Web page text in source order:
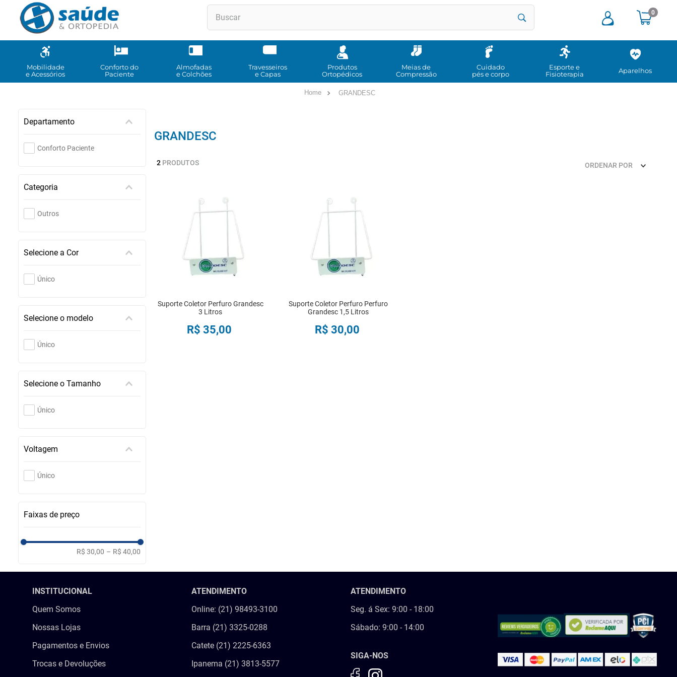
0
Mobilidade
e Acessórios
Conforto do
Paciente
Almofadas
e Colchões
Travesseiros
e Capas
Produtos
Ortopédicos
Meias de
Compressão
Cuidado
pés e corpo
Esporte e
Fisioterapia
Aparelhos
GRANDESC
Departamento
Conforto Paciente
Categoria
Outros
Selecione a Cor
Único
Selecione o modelo
Único
Selecione o Tamanho
Único
Voltagem
Único
Faixas de preço
R$ 30,00 – R$ 40,00
GRANDESC
2 PRODUTOS ORDENAR POR
Suporte Coletor Perfuro Grandesc
3 Litros
R$ 35,00
Suporte Coletor Perfuro Perfuro
Grandesc 1,5 Litros
R$ 30,00
INSTITUCIONAL
Quem Somos
Nossas Lojas
Pagamentos e Envios
Trocas e Devoluções
ATENDIMENTO
Online: (21) 98493-3100
Barra (21) 3325-0288
Catete (21) 2225-6363
Ipanema (21) 3813-5577
ATENDIMENTO
Seg. á Sex: 9:00 - 18:00
Sábado: 9:00 - 14:00
SIGA-NOS
TERMOS MAIS BUSCADOS
andadores
meia compressao
3º
cadeira rodas